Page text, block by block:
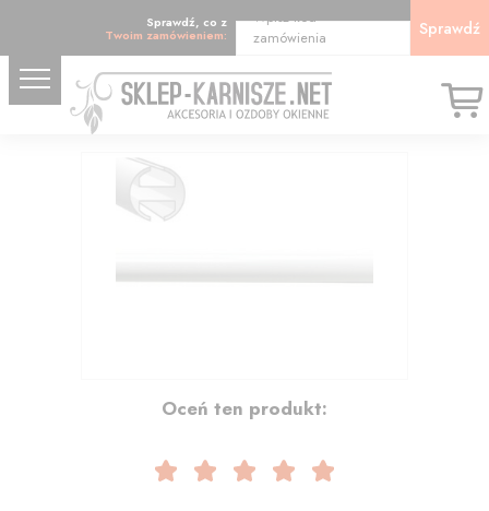
Sprawdź, co z
Twoim zamówieniem:
Wpisz kod
zamówienia
Sprawdź
Oceń ten produkt: